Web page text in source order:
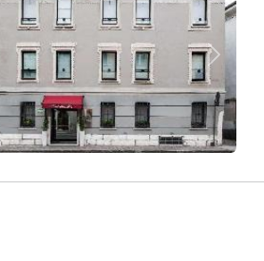
Weiter